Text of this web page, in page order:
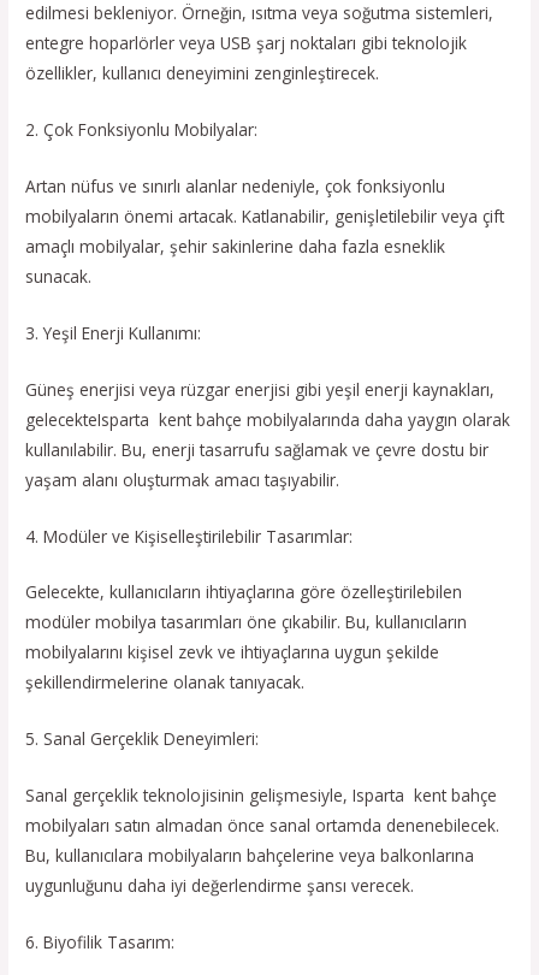
edilmesi bekleniyor. Örneğin, ısıtma veya soğutma sistemleri,
entegre hoparlörler veya USB şarj noktaları gibi teknolojik
özellikler, kullanıcı deneyimini zenginleştirecek.
2. Çok Fonksiyonlu Mobilyalar:
Artan nüfus ve sınırlı alanlar nedeniyle, çok fonksiyonlu
mobilyaların önemi artacak. Katlanabilir, genişletilebilir veya çift
amaçlı mobilyalar, şehir sakinlerine daha fazla esneklik
sunacak.
3. Yeşil Enerji Kullanımı:
Güneş enerjisi veya rüzgar enerjisi gibi yeşil enerji kaynakları,
gelecekteIsparta kent bahçe mobilyalarında daha yaygın olarak
kullanılabilir. Bu, enerji tasarrufu sağlamak ve çevre dostu bir
yaşam alanı oluşturmak amacı taşıyabilir.
4. Modüler ve Kişiselleştirilebilir Tasarımlar:
Gelecekte, kullanıcıların ihtiyaçlarına göre özelleştirilebilen
modüler mobilya tasarımları öne çıkabilir. Bu, kullanıcıların
mobilyalarını kişisel zevk ve ihtiyaçlarına uygun şekilde
şekillendirmelerine olanak tanıyacak.
5. Sanal Gerçeklik Deneyimleri:
Sanal gerçeklik teknolojisinin gelişmesiyle, Isparta kent bahçe
mobilyaları satın almadan önce sanal ortamda denenebilecek.
Bu, kullanıcılara mobilyaların bahçelerine veya balkonlarına
uygunluğunu daha iyi değerlendirme şansı verecek.
6. Biyofilik Tasarım: